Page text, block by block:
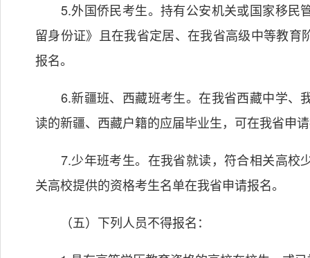
5.外国侨民考生。持有公安机关或国家移民
留身份证》且在我省定居、在我省高级中等教
报名。
6.新疆班、西藏班考生。在我省西藏中学、
读的新疆、西藏户籍的应届毕业生，可在我省申
7.少年班考生。在我省就读，符合相关高校
关高校提供的资格考生名单在我省申请报名。
（五）下列人员不得报名：